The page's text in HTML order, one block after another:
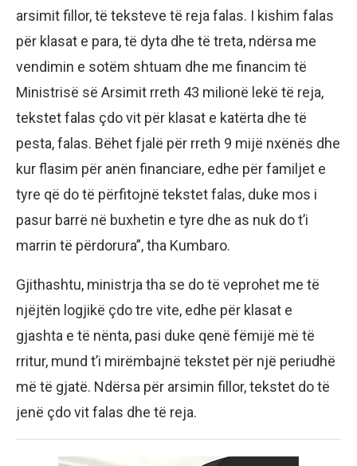
arsimit fillor, të teksteve të reja falas. I kishim falas
për klasat e para, të dyta dhe të treta, ndërsa me
vendimin e sotëm shtuam dhe me financim të
Ministrisë së Arsimit rreth 43 milionë lekë të reja,
tekstet falas çdo vit për klasat e katërta dhe të
pesta, falas. Bëhet fjalë për rreth 9 mijë nxënës dhe
kur flasim për anën financiare, edhe për familjet e
tyre që do të përfitojnë tekstet falas, duke mos i
pasur barrë në buxhetin e tyre dhe as nuk do t’i
marrin të përdorura”, tha Kumbaro.
Gjithashtu, ministrja tha se do të veprohet me të
njëjtën logjikë çdo tre vite, edhe për klasat e
gjashta e të nënta, pasi duke qenë fëmijë më të
rritur, mund t’i mirëmbajnë tekstet për një periudhë
më të gjatë. Ndërsa për arsimin fillor, tekstet do të
jenë çdo vit falas dhe të reja.